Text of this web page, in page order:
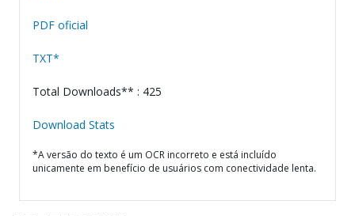
PDF oficial
TXT*
Total Downloads** : 425
Download Stats
*A versão do texto é um OCR incorreto e está incluído
unicamente em benefício de usuários com conectividade lenta.